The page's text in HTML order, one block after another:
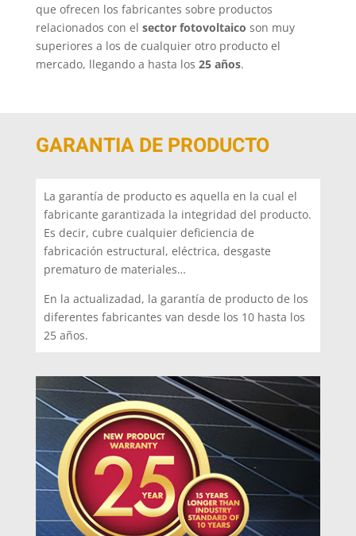
que ofrecen los fabricantes sobre productos
relacionados con el sector fotovoltaico son muy
superiores a los de cualquier otro producto el
mercado, llegando a hasta los 25 años.
GARANTIA DE PRODUCTO
La garantía de producto es aquella en la cual el
fabricante garantizada la integridad del producto.
Es decir, cubre cualquier deficiencia de
fabricación estructural, eléctrica, desgaste
prematuro de materiales…
En la actualizadad, la garantía de producto de los
diferentes fabricantes van desde los 10 hasta los
25 años.